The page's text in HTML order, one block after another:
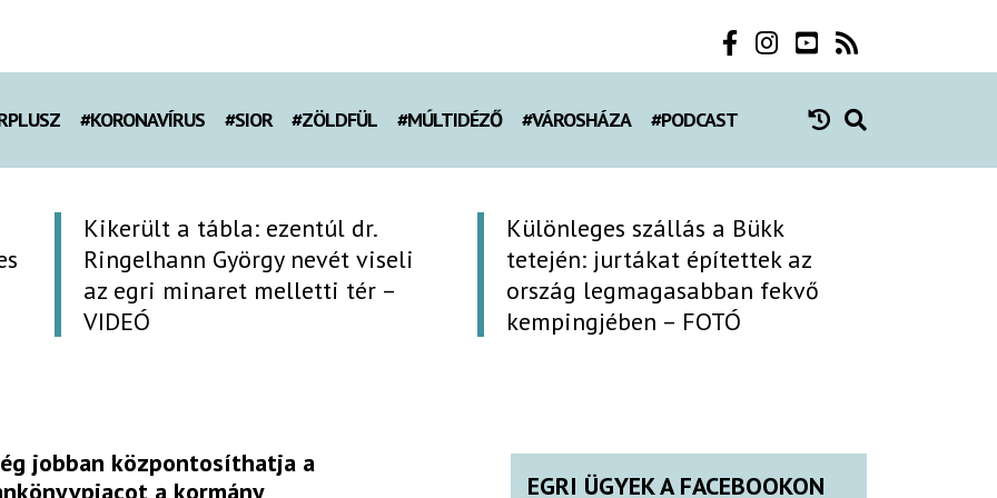
#KORONAVÍRUS #SIOR #ZÖLDFÜL #MÚLTIDÉZŐ #VÁROSHÁZA #PODCAST
Kikerült a tábla: ezentúl dr.
Ringelhann György nevét viseli
az egri minaret melletti tér –
VIDEÓ
Különleges szállás a Bükk
tetején: jurtákat építettek az
ország legmagasabban fekvő
kempingjében – FOTÓ
jobban központosíthatja a
a kormány
EGRI ÜGYEK A FACEBOOKON